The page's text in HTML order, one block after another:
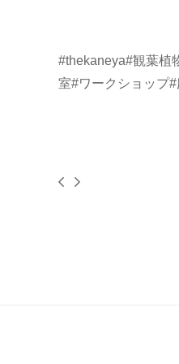
#thekaneya#観葉植
室#ワークショップ#